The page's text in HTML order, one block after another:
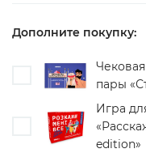
Дополните покупку:
пары
Игра
edition»